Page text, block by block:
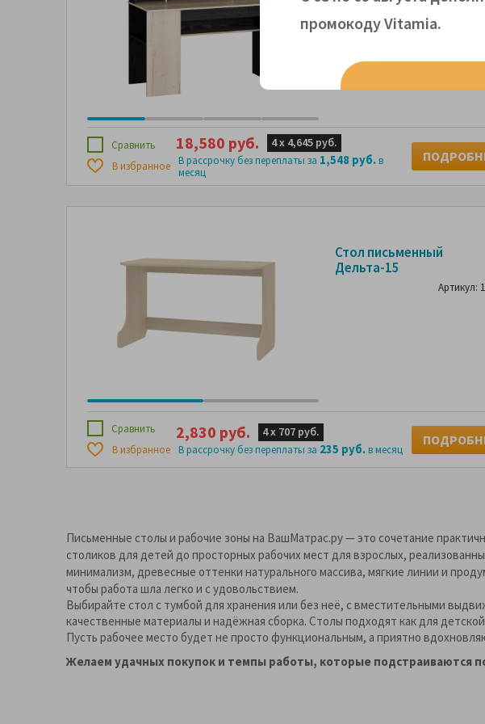
Артикул:
Сравнить
В избранное
18,580 руб. 4 х 4,645 руб.
В рассрочку без переплаты за 1,548 руб.в
месяц
Стол письменный
Дельта-15
Артикул:
Сравнить
В избранное
2,830 руб. 4 х 707 руб.
В рассрочку без переплаты за 235 руб.в месяц
Письменные столы и рабочие зоны на ВашМатрас.ру — это сочетание
столиков для детей до просторных рабочих мест для взрослых,
минимализм, древесные оттенки натурального массива, мягкие линии и
чтобы работа шла легко и с удовольствием.
Выбирайте стол с тумбой для хранения или без неё, с вместительными
качественные материалы и надёжная сборка. Столы подходят как для
Пусть рабочее место будет не просто функциональным, а приятно
Желаем удачных покупок и темпы работы, которые подстраиваются
промокоду Vitamiа.